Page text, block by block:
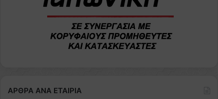
ΑΡΘΡΑ ΑΝΑ ΕΤΑΙΡΙΑ